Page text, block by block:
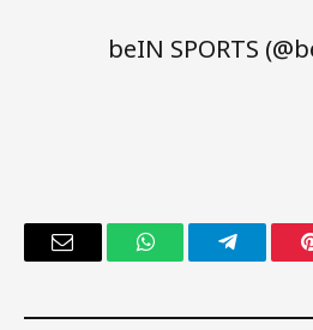
بينتيريستتيلقرام واتساب
البريد